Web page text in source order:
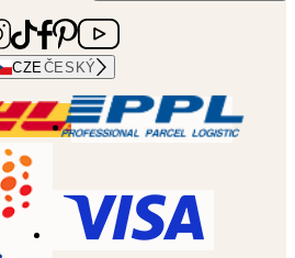
CZE ČESKÝ